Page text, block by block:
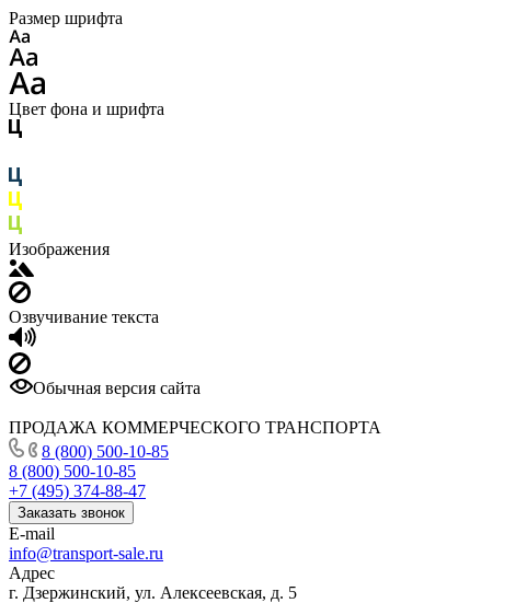
Размер шрифта
Цвет фона и шрифта
Изображения
Озвучивание текста
Обычная версия сайта
ПРОДАЖА КОММЕРЧЕСКОГО ТРАНСПОРТА
8 (800) 500-10-85
8 (800) 500-10-85
+7 (495) 374-88-47
Заказать звонок
E-mail
info@transport-sale.ru
Адрес
г. Дзержинский, ул. Алексеевская, д. 5